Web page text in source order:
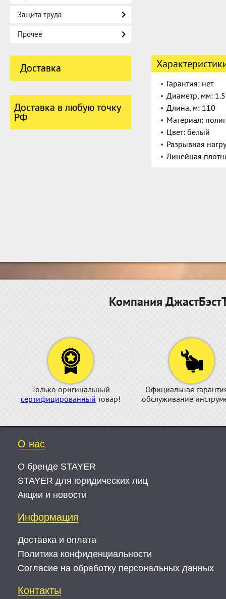
Защита труда
Прочее
Доставка
Доставка в любую точку
РФ
Гарантия: нет
Диаметр, мм: 1.5
Длина, м: 110
Материал:
Цвет: белый
Разрывная
Линейная
Компания
Только оригинальный
сертифицированный товар!
Официальная
обслуживание
О нас
О бренде STAYER
STAYER для юридических лиц
Акции и новости
Информация
Доставка и оплата
Политика конфиденциальности
Согласие на обработку персональных данных
Контакты